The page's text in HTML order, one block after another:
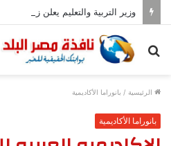
بحث
الرئيسية / بانوراما الأكاديمية
بانوراما الأكاديمية